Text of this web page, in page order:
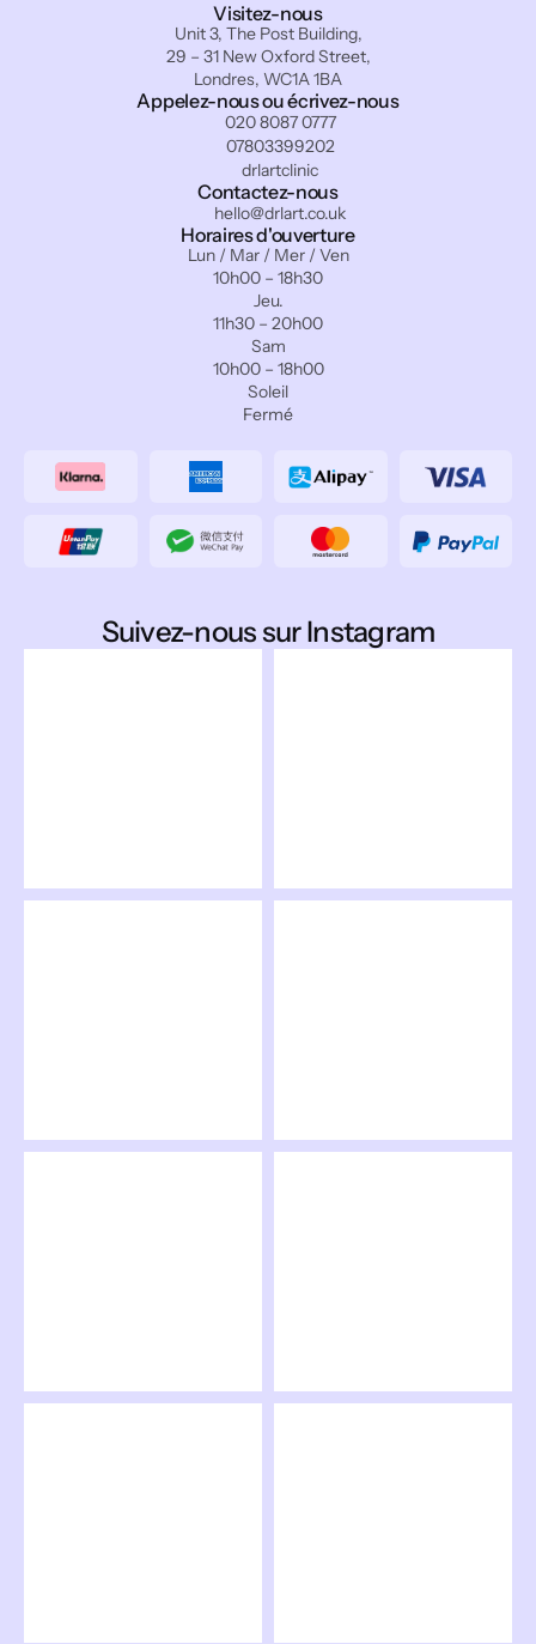
Visitez-nous
Unit 3, The Post Building,
29 – 31 New Oxford Street,
Londres, WC1A 1BA
Appelez-nous ou écrivez-nous
020 8087 0777
07803399202
drlartclinic
Contactez-nous
hello@drlart.co.uk
Horaires d'ouverture
Lun / Mar / Mer / Ven
10h00 – 18h30
Jeu.
11h30 – 20h00
Sam
10h00 – 18h00
Soleil
Fermé
Suivez-nous sur Instagram